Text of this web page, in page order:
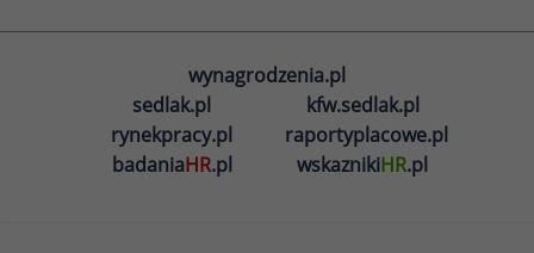
wynagrodzenia.pl
sedlak.pl
kfw.sedlak.pl
rynekpracy.pl
raportyplacowe.pl
badaniaHR.pl wskaznikiHR.pl